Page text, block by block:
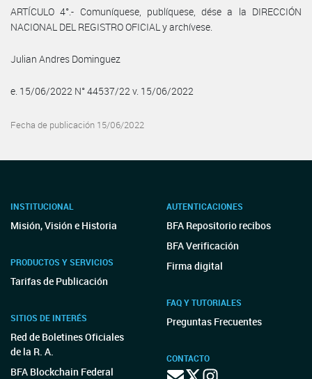
ARTÍCULO 4°.- Comuníquese, publíquese, dése a la DIRECCIÓN
NACIONAL DEL REGISTRO OFICIAL y archívese.
Julian Andres Dominguez
e. 15/06/2022 N° 44537/22 v. 15/06/2022
Fecha de publicación 15/06/2022
INSTITUCIONAL
Misión, Visión e Historia
PRODUCTOS Y SERVICIOS
Tarifas de Publicación
SITIOS DE INTERÉS
Red de Boletines Oficiales
de la R. A.
BFA Blockchain Federal
AUTENTICACIONES
BFA Repositorio recibos
BFA Verificación
Firma digital
FAQ Y TUTORIALES
Preguntas Frecuentes
CONTACTO